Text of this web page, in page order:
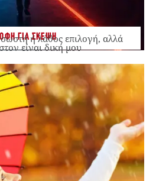
ΓΙΑ ΣΚΕΨΗ
ή λάθος επιλογή, αλλά
είναι δική μου